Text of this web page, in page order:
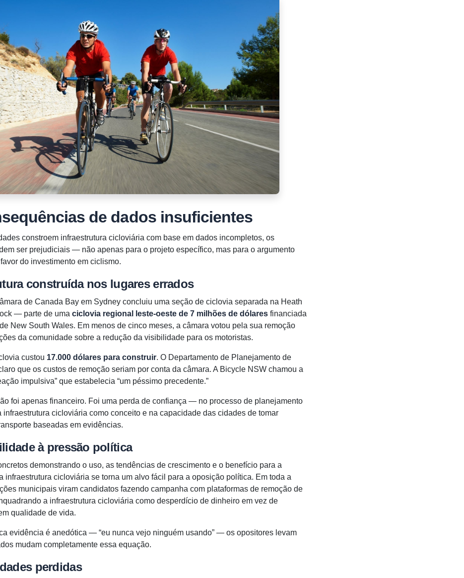
de dados insuficientes
constroem infraestrutura cicloviária com base em dados incompletos, os
ser prejudiciais — não apenas para o projeto específico, mas para o argumento
do investimento em ciclismo.
construída nos lugares errados
de Canada Bay em Sydney concluiu uma seção de ciclovia separada na Heath
— parte de uma ciclovia regional leste-oeste de 7 milhões de dólaresfinanciada
New South Wales. Em menos de cinco meses, a câmara votou pela sua remoção
da comunidade sobre a redução da visibilidade para os motoristas.
custou 17.000 dólares para construir. O Departamento de Planejamento de
que os custos de remoção seriam por conta da câmara. A Bicycle NSW chamou a
impulsiva” que estabelecia “um péssimo precedente.”
foi apenas financeiro. Foi uma perda de confiança — no processo de planejamento
infraestrutura cicloviária como conceito e na capacidade das cidades de tomar
baseadas em evidências.
à pressão política
demonstrando o uso, as tendências de crescimento e o benefício para a
infraestrutura cicloviária se torna um alvo fácil para a oposição política. Em toda a
municipais viram candidatos fazendo campanha com plataformas de remoção de
a infraestrutura cicloviária como desperdício de dinheiro em vez de
qualidade de vida.
evidência é anedótica — “eu nunca vejo ninguém usando” — os opositores levam
mudam completamente essa equação.
perdidas